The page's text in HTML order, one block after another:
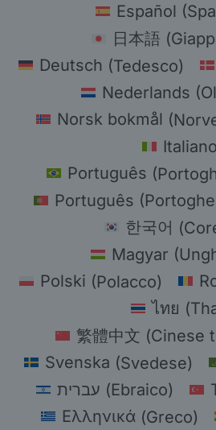
Español (
日本語 (
Deutsch (Tedesco)
Nederlands (
Norsk bokmål (
Italiano
Português (
Português (
한국어 (
Magyar (
Polski (Polacco)
ไทย (
繁體中文 (Cinese
Svenska (Svedese)
עברית (Ebraico)
Ελληνικά(Greco)